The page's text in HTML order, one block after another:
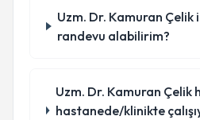
Uzm. Dr. Kamuran Çelik
randevu alabilirim?
Uzm. Dr. Kamuran Çelik
hastanede/klinikte